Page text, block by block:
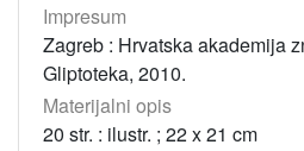
Impresum
Zagreb : Hrvatska akademija
Gliptoteka, 2010.
Materijalni opis
20 str. : ilustr. ; 22 x 21 cm